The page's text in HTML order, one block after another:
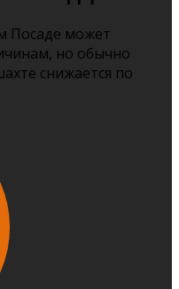
Посаде может
но обычно
снижается по